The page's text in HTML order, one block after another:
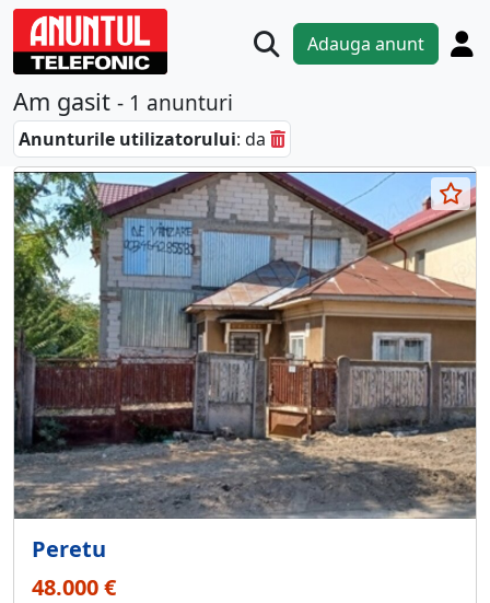
Adauga anunt
Am gasit - 1 anunturi
Anunturile utilizatorului: da
Peretu
48.000 €